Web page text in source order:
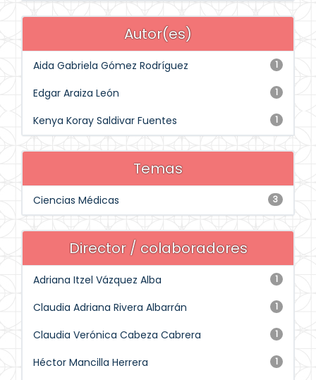
Autor(es)
1
Aida Gabriela Gómez Rodríguez
1
Edgar Araiza León
1
Kenya Koray Saldivar Fuentes
Temas
3
Ciencias Médicas
Director / colaboradores
1
Adriana Itzel Vázquez Alba
1
Claudia Adriana Rivera Albarrán
1
Claudia Verónica Cabeza Cabrera
1
Héctor Mancilla Herrera